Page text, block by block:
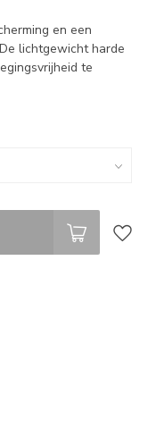
en een
lichtgewicht harde
te